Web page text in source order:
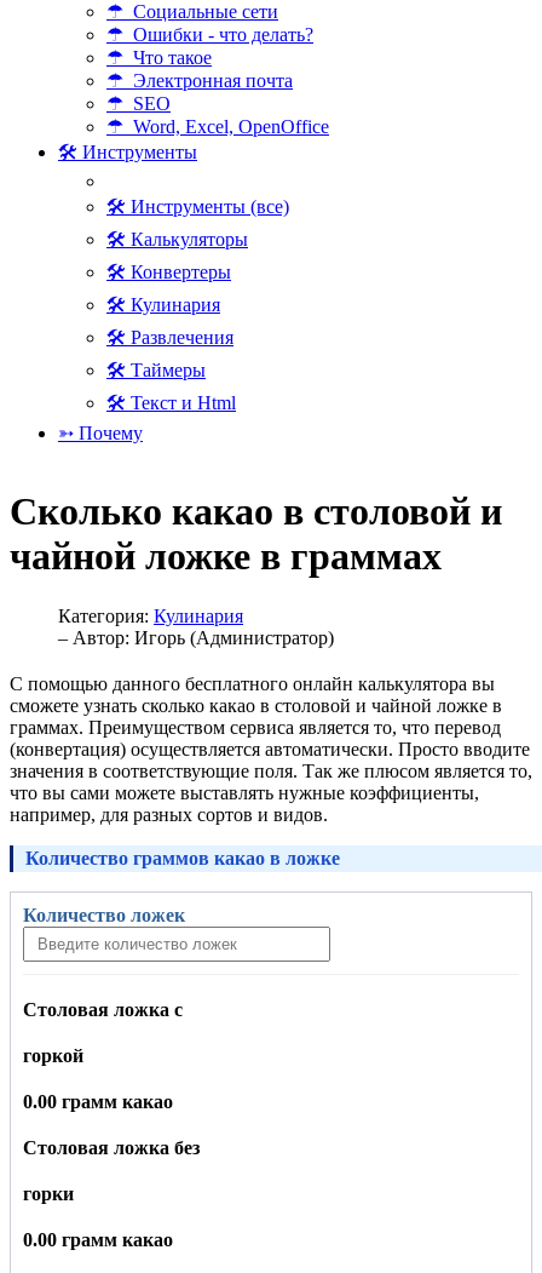
☂ Социальные сети
☂ Ошибки - что делать?
☂ Что такое
☂ Электронная почта
☂ SEO
☂ Word, Excel, OpenOffice
🛠 Инструменты
🛠 Инструменты (все)
🛠 Калькуляторы
🛠 Конвертеры
🛠 Кулинария
🛠 Развлечения
🛠 Таймеры
🛠 Текст и Html
➳ Почему
Сколько какао в столовой и
чайной ложке в граммах
Категория: Кулинария
– Автор: Игорь (Администратор)
С помощью данного бесплатного онлайн калькулятора вы
сможете узнать сколько какао в столовой и чайной ложке в
граммах. Преимуществом сервиса является то, что перевод
(конвертация) осуществляется автоматически. Просто вводите
значения в соответствующие поля. Так же плюсом является то,
что вы сами можете выставлять нужные коэффициенты,
например, для разных сортов и видов.
Количество граммов какао в ложке
Количество ложек
Столовая ложка с
горкой
0.00 грамм какао
Столовая ложка без
горки
0.00 грамм какао